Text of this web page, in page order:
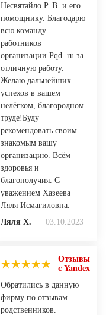
Несвятайло Р. В. и его
помощнику. Благодарю
всю команду
работников
организации Pqd. ru за
отличную работу.
Желаю дальнейших
успехов в вашем
нелёгком, благородном
труде!Буду
рекомендовать своим
знакомым вашу
организацию. Всём
здоровья и
благополучия. С
уважением Хазеева
Ляля Исмагиловна.
Ляля Х.
03.10.2023
Отзывы
с Yandex
Обратились в данную
фирму по отзывам
родственников.